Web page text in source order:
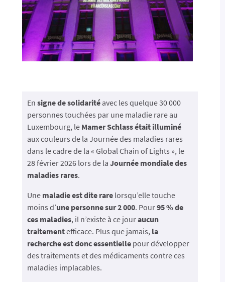
En signe de solidaritéavec les quelque 30 000
personnes touchées par une maladie rare au
Luxembourg, le Mamer Schlass était illuminé
aux couleurs de la Journée des maladies rares
dans le cadre de la « Global Chain of Lights », le
28 février 2026 lors de la Journée mondiale des
maladies rares.
Une maladie est dite rarelorsqu’elle touche
moins d’une personne sur 2 000. Pour95 % de
ces maladies, il n’existe à ce jouraucun
traitementefficace. Plus que jamais, la
recherche est donc essentiellepour développer
des traitements et des médicaments contre ces
maladies implacables.